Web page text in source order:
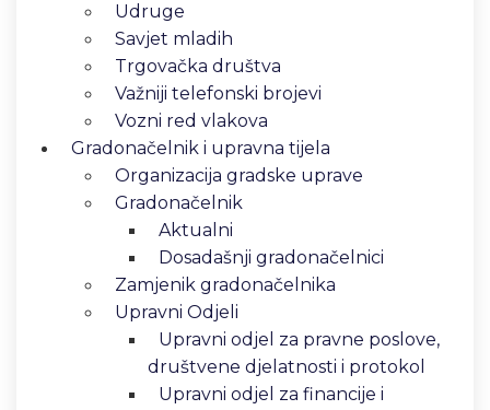
Udruge
Savjet mladih
Trgovačka društva
Važniji telefonski brojevi
Vozni red vlakova
Gradonačelnik i upravna tijela
Organizacija gradske uprave
Gradonačelnik
Aktualni
Dosadašnji gradonačelnici
Zamjenik gradonačelnika
Upravni Odjeli
Upravni odjel za pravne poslove,
društvene djelatnosti i protokol
Upravni odjel za financije i